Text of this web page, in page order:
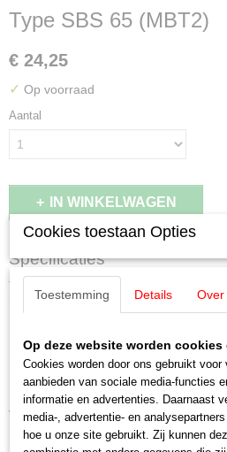
Type SBS 65 (MBT2)
€ 24,25
✓ Op voorraad
Aantal
IN WINKELWAGEN
Specificaties
Productcode
7247
Schaal
H0 (1:87)
Omschrijving
Märklin 7247
Type SBS 65
Voor moderne locomotiven.
Uitwisselbaar met 7218.
Cookies toestaan Opties
Toestemming Details Over
Op deze website worden
Cookies worden door ons gebruikt
aanbieden van sociale media-functies
informatie en advertenties. Daarnaast
media-, advertentie- en
hoe u onze site gebruikt. Zij kunnen